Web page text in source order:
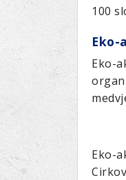
100
Eko-
Eko-
Eko-